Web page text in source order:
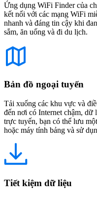
Ứng dụng WiFi Finder của
kết nối với các mạng WiFi
nhanh và đáng tin cậy khi
sắm, ăn uống và đi du lịch.
Bản đồ ngoại tuyến
Tải xuống các khu vực và
đến nơi có Internet chậm, dữ
trực tuyến, bạn có thể lưu
hoặc máy tính bảng và sử
Tiết kiệm dữ liệu